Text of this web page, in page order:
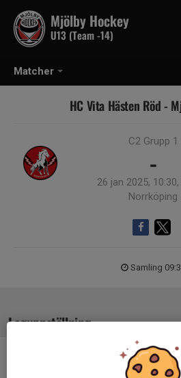
Matcher
Mjölby Hockey
U13 (Team -14)
HC Vita Hästen Röd -
C2 Grupp 1
-
26 jan 2025,
Norrköping
Samling
Laguppställning
Ingen uppställning